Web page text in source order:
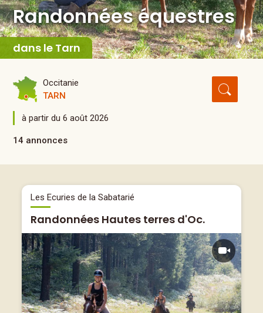
Randonnées équestres
dans le Tarn
Occitanie
TARN
à partir du 6 août 2026
14 annonces
Les Ecuries de la Sabatarié
Randonnées Hautes terres d'Oc.